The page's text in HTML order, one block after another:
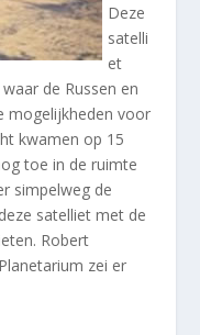
Deze
satelli
et
de Russen en
mogelijkheden voor
kwamen op 15
toe in de ruimte
simpelweg de
satelliet met de
Robert
zei er